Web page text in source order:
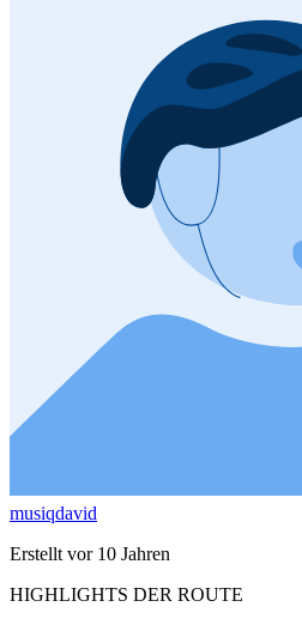
musiqdavid
Erstellt vor 10 Jahren
HIGHLIGHTS DER ROUTE